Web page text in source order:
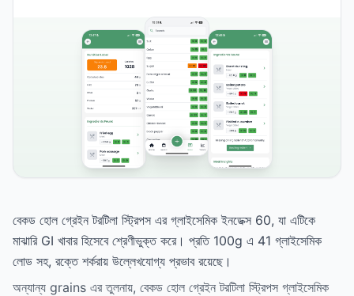
বেকড হোল গ্রেইন টরটিলা স্ট্রিপস এর গ্লাইসেমিক ইনডেক্স 60, যা এটিকে
মাঝারি GI খাবার হিসেবে শ্রেণীভুক্ত করে। প্রতি 100g এ 41 গ্লাইসেমিক
লোড সহ, রক্তে শর্করায় উল্লেখযোগ্য প্রভাব রয়েছে।
অন্যান্য grains এর তুলনায়, বেকড হোল গ্রেইন টরটিলা স্ট্রিপস গ্লাইসেমিক